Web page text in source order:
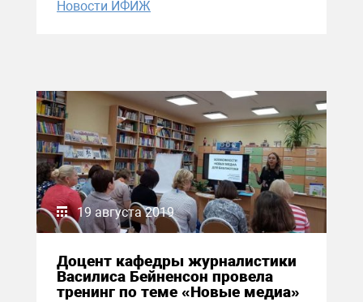
Новости ИФИЖ
19 августа 2019
Доцент кафедры журналистики
Василиса Бейненсон провела
тренинг по теме «Новые медиа»